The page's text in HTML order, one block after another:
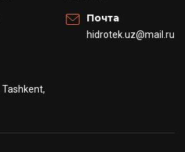
Почта
hidrotek.uz@mail.ru